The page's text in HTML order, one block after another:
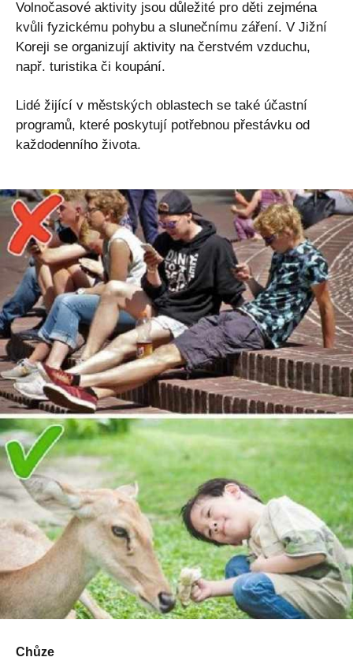
Volnočasové aktivity jsou důležité pro děti zejména
kvůli fyzickému pohybu a slunečnímu záření. V Jižní
Koreji se organizují aktivity na čerstvém vzduchu,
např. turistika či koupání.
Lidé žijící v městských oblastech se také účastní
programů, které poskytují potřebnou přestávku od
každodenního života.
Chůze